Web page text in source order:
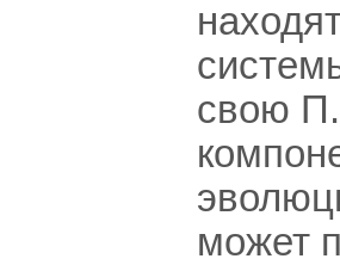
свою П.
может